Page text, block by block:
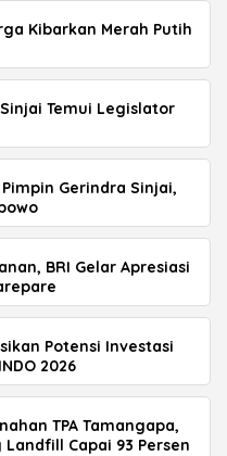
Kibarkan Merah Putih
Temui Legislator
Gerindra Sinjai,
BRI Gelar Apresiasi
Potensi Investasi
2026
TPA Tamangapa,
Capai 93 Persen